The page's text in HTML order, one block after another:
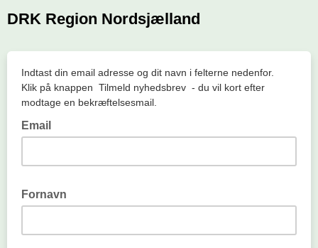
DRK Region Nordsjælland
Indtast din email adresse og dit navn i felterne nedenfor.
Klik på knappen Tilmeld nyhedsbrev - du vil kort efter
modtage en bekræftelsesmail.
Email
Fornavn